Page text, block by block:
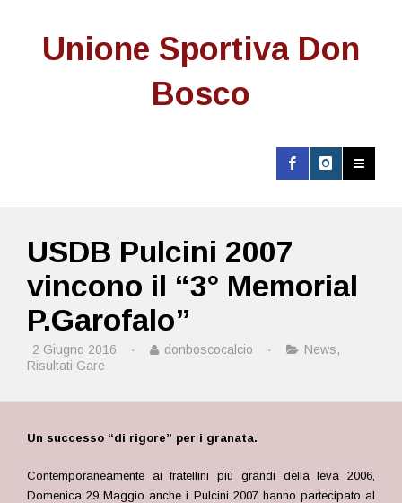
Unione Sportiva Don
Bosco
USDB Pulcini 2007
vincono il “3° Memorial
P.Garofalo”
2 Giugno 2016 · donboscocalcio · News,
Risultati Gare
Un successo “di rigore” per i granata.
Contemporaneamente ai fratellini più grandi della leva 2006,
Domenica 29 Maggio anche i Pulcini 2007 hanno partecipato al